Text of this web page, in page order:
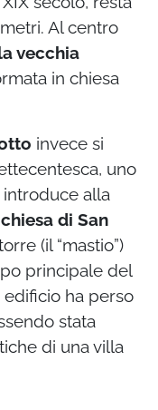
Al centro
vecchia
in chiesa
invece si
uno
alla
chiesa di San
(il “mastio”)
principale del
ha perso
stata
di una villa